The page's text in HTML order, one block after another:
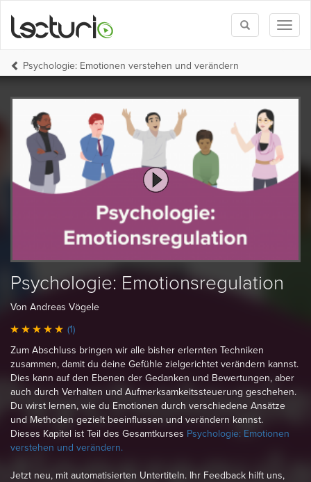
Toggle
search
Psychologie: Emotionen verstehen und verändern
Psychologie: Emotionsregulation
Von Andreas Vögele
(1)
Zum Abschluss bringen wir alle bisher erlernten Techniken
zusammen, damit du deine Gefühle zielgerichtet verändern kannst.
Dies kann auf den Ebenen der Gedanken und Bewertungen, aber
auch durch Verhalten und Aufmerksamkeitssteuerung geschehen.
Du wirst lernen, wie du Emotionen durch verschiedene Ansätze
und Methoden gezielt beeinflussen und verändern kannst.
Dieses Kapitel ist Teil des Gesamtkurses Psychologie: Emotionen
verstehen und verändern.
Jetzt neu, mit automatisierten Untertiteln. Ihr Feedback hilft uns,